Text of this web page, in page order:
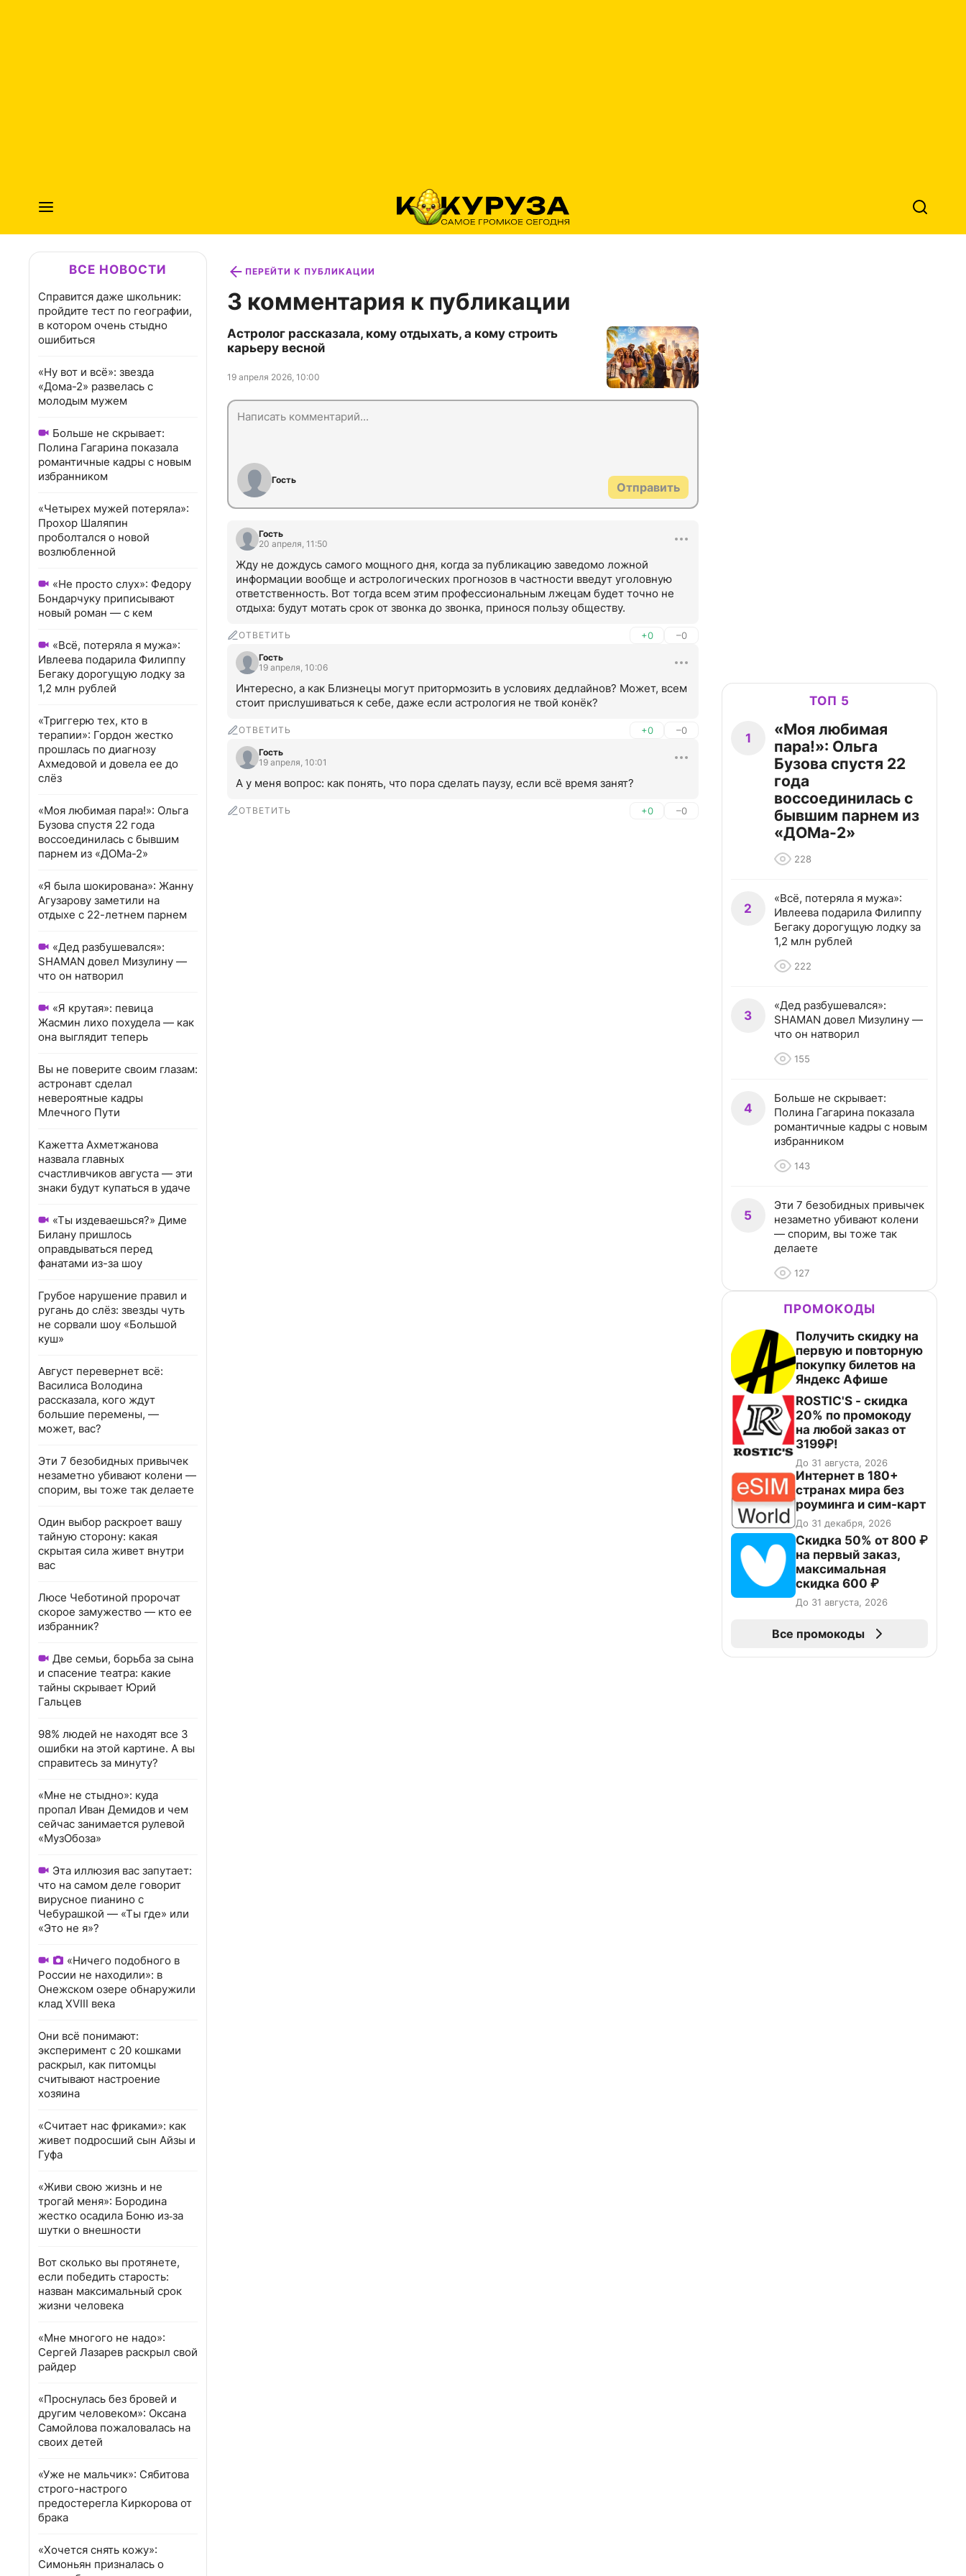
ВСЕ НОВОСТИ
Справится даже школьник:
пройдите тест по географии,
в котором очень стыдно
ошибиться
«Ну вот и всё»: звезда
«Дома-2» развелась с
молодым мужем
Больше не скрывает:
Полина Гагарина показала
романтичные кадры с новым
избранником
«Четырех мужей потеряла»:
Прохор Шаляпин
проболтался о новой
возлюбленной
«Не просто слух»: Федору
Бондарчуку приписывают
новый роман — с кем
«Всё, потеряла я мужа»:
Ивлеева подарила Филиппу
Бегаку дорогущую лодку за
1,2 млн рублей
«Триггерю тех, кто в
терапии»: Гордон жестко
прошлась по диагнозу
Ахмедовой и довела ее до
слёз
«Моя любимая пара!»: Ольга
Бузова спустя 22 года
воссоединилась с бывшим
парнем из «ДОМа-2»
«Я была шокирована»: Жанну
Агузарову заметили на
отдыхе с 22-летнем парнем
«Дед разбушевался»:
SHAMAN довел Мизулину —
что он натворил
«Я крутая»: певица
Жасмин лихо похудела — как
она выглядит теперь
Вы не поверите своим глазам:
астронавт сделал
невероятные кадры
Млечного Пути
Кажетта Ахметжанова
назвала главных
счастливчиков августа — эти
знаки будут купаться в удаче
«Ты издеваешься?» Диме
Билану пришлось
оправдываться перед
фанатами из-за шоу
Грубое нарушение правил и
ругань до слёз: звезды чуть
не сорвали шоу «Большой
куш»
Август перевернет всё:
Василиса Володина
рассказала, кого ждут
большие перемены, —
может, вас?
Эти 7 безобидных привычек
незаметно убивают колени —
спорим, вы тоже так делаете
Один выбор раскроет вашу
тайную сторону: какая
скрытая сила живет внутри
вас
Люсе Чеботиной пророчат
скорое замужество — кто ее
избранник?
Две семьи, борьба за сына
и спасение театра: какие
тайны скрывает Юрий
Гальцев
98% людей не находят все 3
ошибки на этой картине. А вы
справитесь за минуту?
«Мне не стыдно»: куда
пропал Иван Демидов и чем
сейчас занимается рулевой
«МузОбоза»
Эта иллюзия вас запутает:
что на самом деле говорит
вирусное пианино с
Чебурашкой — «Ты где» или
«Это не я»?
«Ничего подобного в
России не находили»: в
Онежском озере обнаружили
клад XVIII века
Они всё понимают:
эксперимент с 20 кошками
раскрыл, как питомцы
считывают настроение
хозяина
«Считает нас фриками»: как
живет подросший сын Айзы и
Гуфа
«Живи свою жизнь и не
трогай меня»: Бородина
жестко осадила Боню из‑за
шутки о внешности
Вот сколько вы протянете,
если победить старость:
назван максимальный срок
жизни человека
«Мне многого не надо»:
Сергей Лазарев раскрыл свой
райдер
«Проснулась без бровей и
другим человеком»: Оксана
Самойлова пожаловалась на
своих детей
«Уже не мальчик»: Сябитова
строго-настрого
предостерегла Киркорова от
брака
«Хочется снять кожу»:
Симоньян призналась о
ПЕРЕЙТИ К ПУБЛИКАЦИИ
3 комментария к публикации
Астролог рассказала, кому отдыхать, а кому строить
карьеру весной
19 апреля 2026, 10:00
Гость
Отправить
Гость
20 апреля, 11:50
Жду не дождусь самого мощного дня, когда за публикацию заведомо ложной
информации вообще и астрологических прогнозов в частности введут уголовную
ответственность. Вот тогда всем этим профессиональным лжецам будет точно не
отдыха: будут мотать срок от звонка до звонка, принося пользу обществу.
ОТВЕТИТЬ +0 –0
Гость
19 апреля, 10:06
Интересно, а как Близнецы могут притормозить в условиях дедлайнов? Может, всем
стоит прислушиваться к себе, даже если астрология не твой конёк?
ОТВЕТИТЬ +0 –0
Гость
19 апреля, 10:01
А у меня вопрос: как понять, что пора сделать паузу, если всё время занят?
ОТВЕТИТЬ +0 –0
ТОП 5
1
«Моя любимая
пара!»: Ольга
Бузова спустя 22
года
воссоединилась с
бывшим парнем из
«ДОМа-2»
228
2
«Всё, потеряла я мужа»:
Ивлеева подарила Филиппу
Бегаку дорогущую лодку за
1,2 млн рублей
222
3
«Дед разбушевался»:
SHAMAN довел Мизулину —
что он натворил
155
4
Больше не скрывает:
Полина Гагарина показала
романтичные кадры с новым
избранником
143
5
Эти 7 безобидных привычек
незаметно убивают колени
— спорим, вы тоже так
делаете
127
ПРОМОКОДЫ
Получить скидку на
первую и повторную
покупку билетов на
Яндекс Афише
ROSTIC'S - скидка
20% по промокоду
на любой заказ от
3199₽!
До 31 августа, 2026
Интернет в 180+
странах мира без
роуминга и сим-карт
До 31 декабря, 2026
Скидка 50% от 800 ₽
на первый заказ,
максимальная
скидка 600 ₽
До 31 августа, 2026
Все промокоды